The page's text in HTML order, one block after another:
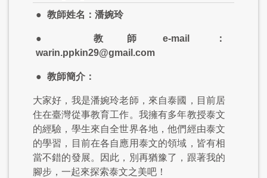
● 教師姓名：潘婉玲
● 教師 e-mail
：
warin.ppkin29@gmail.com
● 教師簡介：
大家好，我是潘婉玲老師，來自泰國，目前居
住在臺灣從事教育工作。我擁有多年教授泰文
的經驗，學生來自全世界各地，他們經由泰文
的學習，目前在各自應用泰文的領域，皆有相
當不錯的發展。因此，別再猶豫了，跟著我的
腳步，一起來探索泰文之美吧！